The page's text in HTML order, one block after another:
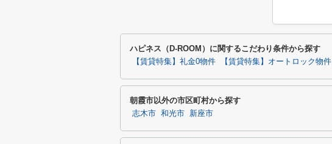
ハピネス（D-ROOM）に関するこだわり条件から探す
【賃貸特集】礼金0物件 【賃貸特集】オートロック物件
朝霞市以外の市区町村から探す
志木市 和光市 新座市